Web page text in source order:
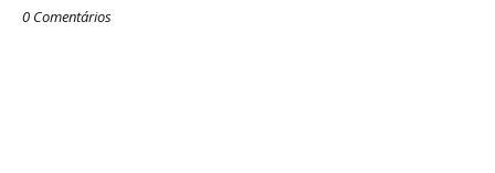
0 Comentários